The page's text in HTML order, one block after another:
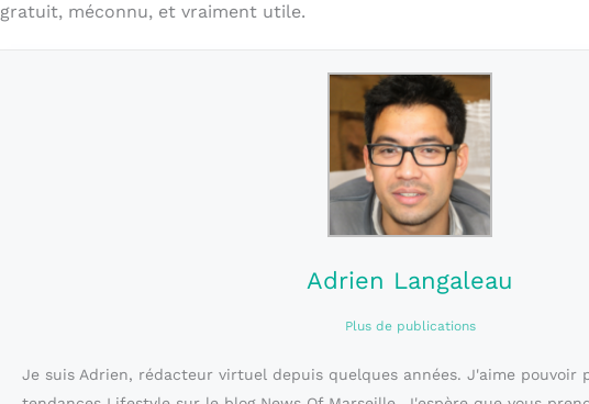
gratuit, méconnu, et vraiment utile.
Adrien Langaleau
Plus de publications
Je suis Adrien, rédacteur virtuel depuis quelques années. J'aime pouvoir